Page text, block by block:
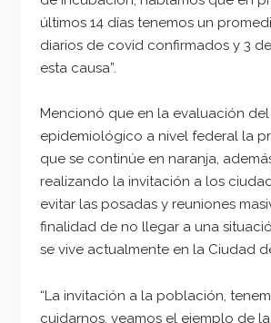
últimos 14 días tenemos un
diarios de covid confirmados y 3
esta causa”.
Mencionó que en la evaluación
epidemiológico a nivel federal la
que se continúe en naranja,
realizando la invitación a los
evitar las posadas y reuniones
finalidad de no llegar a una
se vive actualmente en la Ciudad
“La invitación a la población,
cuidarnos, veamos el ejemplo de